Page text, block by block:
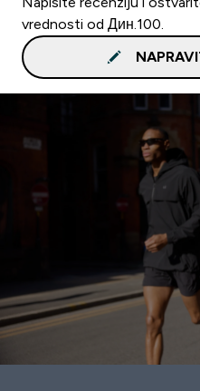
vrednosti od Дин.100.